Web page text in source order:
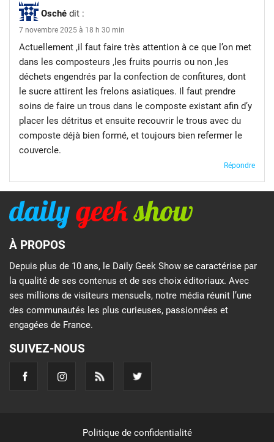
Osché dit :
7 novembre 2025 à 18 h 30 min
Actuellement ,il faut faire très attention à ce que l’on met
dans les composteurs ,les fruits pourris ou non ,les
déchets engendrés par la confection de confitures, dont
le sucre attirent les frelons asiatiques. Il faut prendre
soins de faire un trous dans le composte existant afin d’y
placer les détritus et ensuite recouvrir le trous avec du
composte déjà bien formé, et toujours bien refermer le
couvercle.
Répondre
À PROPOS
Depuis plus de 10 ans, le Daily Geek Show se caractérise par
la qualité de ses contenus et de ses choix éditoriaux. Avec
ses millions de visiteurs mensuels, notre média réunit l’une
des communautés les plus curieuses, passionnées et
engagées de France.
SUIVEZ-NOUS
Politique de confidentialité